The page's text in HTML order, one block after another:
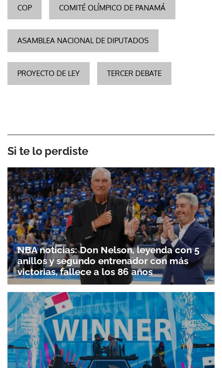
COP COMITÉ OLÍMPICO DE PANAMÁ
ASAMBLEA NACIONAL DE DIPUTADOS
PROYECTO DE LEY TERCER DEBATE
Si te lo perdiste
NBA noticias: Don Nelson, leyenda con 5
anillos y segundo entrenador con más
victorias, fallece a los 86 años